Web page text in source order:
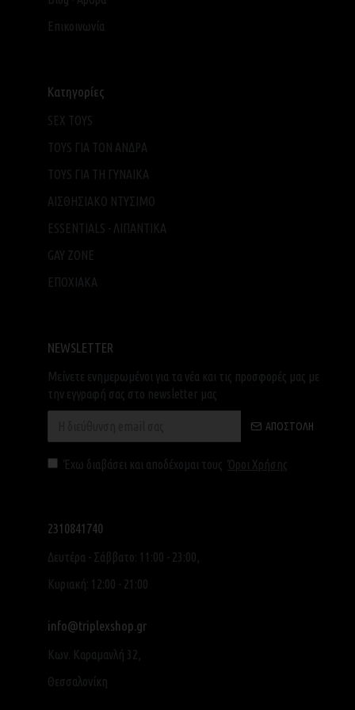
Επικοινωνία
Κατηγορίες
SEX TOYS
TOYS ΓΙΑ ΤΟΝ ΑΝΔΡΑ
TOYS ΓΙΑ ΤH ΓΥΝΑΙΚΑ
ΑΙΣΘΗΣΙΑΚΟ ΝΤΥΣΙΜΟ
ESSENTIALS - ΛΙΠΑΝΤΙΚΑ
GAY ZONE
ΕΠΟΧΙΑΚΑ
NEWSLETTER
Μείνετε ενημερωμένοι για τα νέα και τις προσφορές μας με
την εγγραφή σας στο newsletter μας
ΑΠΟΣΤΟΛΉ
Έχω διαβάσει και αποδέχομαι τους Όροι Χρήσης
2310841740
Δευτέρα - Σάββατο: 11:00 - 23:00,
Κυριακή: 12:00 - 21:00
info@triplexshop.gr
Κων. Καραμανλή 32,
Θεσσαλονίκη